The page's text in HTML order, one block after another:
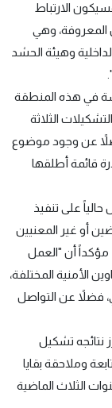
الارتباط
المعروفة، وهي
وهيئة الحشد
في هذه المنطقة
الثلاثة
عن وجود موضوع
قائمة أطلقها
على تنفيذ
أو غير المعنيين
مؤكداً أن "العمل
الأمنية المختلفة،
فضلاً عن التواصل
نتائجه تشكيل
وملاحقة بقايا
الثلاث الماضية